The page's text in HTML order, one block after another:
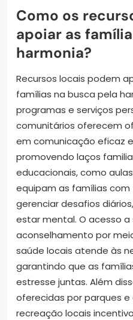
Como os
apoiar as
harmonia?
Recursos locais podem
famílias na busca pela
programas e serviços
comunitários oferecem
em comunicação eficaz
promovendo laços
educacionais, como
equipam as famílias
gerenciar desafios
estar mental. O acesso a
aconselhamento por
saúde locais atende às
garantindo que as
estresse juntas. Além
oferecidas por parques
recreação locais